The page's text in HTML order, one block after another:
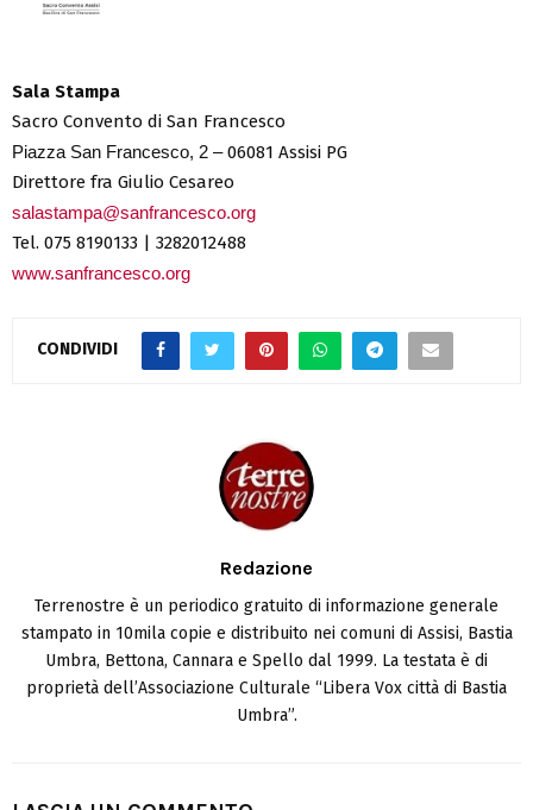
Sala Stampa
Sacro Convento di San Francesco
Piazza San Francesco, 2 –06081 Assisi PG
Direttore fra Giulio Cesareo
salastampa@sanfrancesco.org
Tel. 075 8190133 | 3282012488
www.sanfrancesco.org
CONDIVIDI
Redazione
Terrenostre è un periodico gratuito di informazione generale
stampato in 10mila copie e distribuito nei comuni di Assisi, Bastia
Umbra, Bettona, Cannara e Spello dal 1999. La testata è di
proprietà dell’Associazione Culturale “Libera Vox città di Bastia
Umbra”.